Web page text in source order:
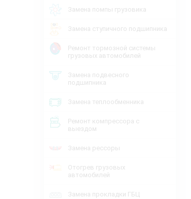
Замена помпы грузовика
Замена ступичного подшипника
Ремонт тормозной системы
грузовых автомобилей
Замена подвесного
подшипника
Замена теплообменника
Ремонт компрессора с
выездом
Замена рессоры
Отогрев грузовых
автомобилей
Замена прокладки ГБЦ